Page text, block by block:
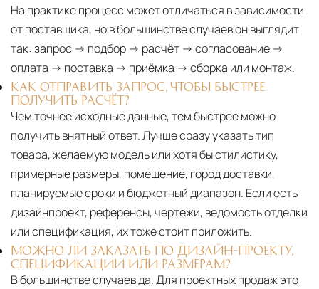
На практике процесс может отличаться в зависимости
от поставщика, но в большинстве случаев он выглядит
так: запрос → подбор → расчёт → согласование →
оплата → поставка → приёмка → сборка или монтаж.
КАК ОТПРАВИТЬ ЗАПРОС, ЧТОБЫ БЫСТРЕЕ
ПОЛУЧИТЬ РАСЧЁТ?
Чем точнее исходные данные, тем быстрее можно
получить внятный ответ. Лучше сразу указать тип
товара, желаемую модель или хотя бы стилистику,
примерные размеры, помещение, город доставки,
планируемые сроки и бюджетный диапазон. Если есть
дизайнпроект, референсы, чертежи, ведомость отделки
или спецификация, их тоже стоит приложить.
МОЖНО ЛИ ЗАКАЗАТЬ ПО ДИЗАЙН-ПРОЕКТУ,
СПЕЦИФИКАЦИИ ИЛИ РАЗМЕРАМ?
В большинстве случаев да. Для проектных продаж это